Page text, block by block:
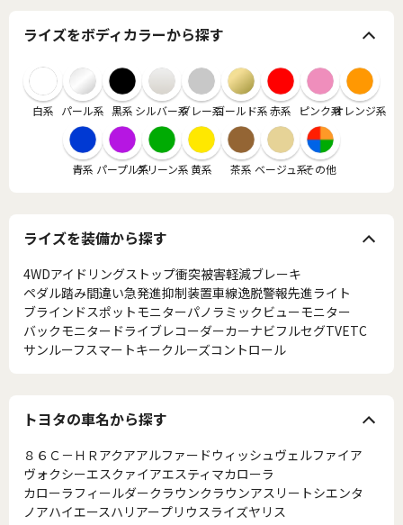
ライズをボディカラーから探す
白系 パール系 黒系 シルバー系グレー系ゴールド系赤系 ピンク系オレンジ系
青系 パープル系グリーン系黄系 茶系 ベージュ系その他
ライズを装備から探す
4WDアイドリングストップ衝突被害軽減ブレーキ
ペダル踏み間違い急発進抑制装置車線逸脱警報先進ライト
ブラインドスポットモニターパノラミックビューモニター
バックモニター ドライブレコーダーカーナビフルセグTVETC
サンルーフスマートキークルーズコントロール
トヨタの車名から探す
８６ Ｃ－ＨＲ アクアアルファードウィッシュヴェルファイア
ヴォクシーエスクァイアエスティマカローラ
カローラフィールダークラウンクラウンアスリートシエンタ
ノアハイエースハリアープリウスライズヤリス